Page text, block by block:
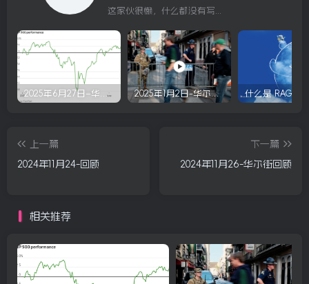
这家伙很懒，什么都没有写...
2025年6月27日–华尔街回顾 2025年1月2日-华尔街回顾 什么是 RAG？
上一篇
2024年11月24-回顾
下一篇
2024年11月26-华尔街回顾
相关推荐